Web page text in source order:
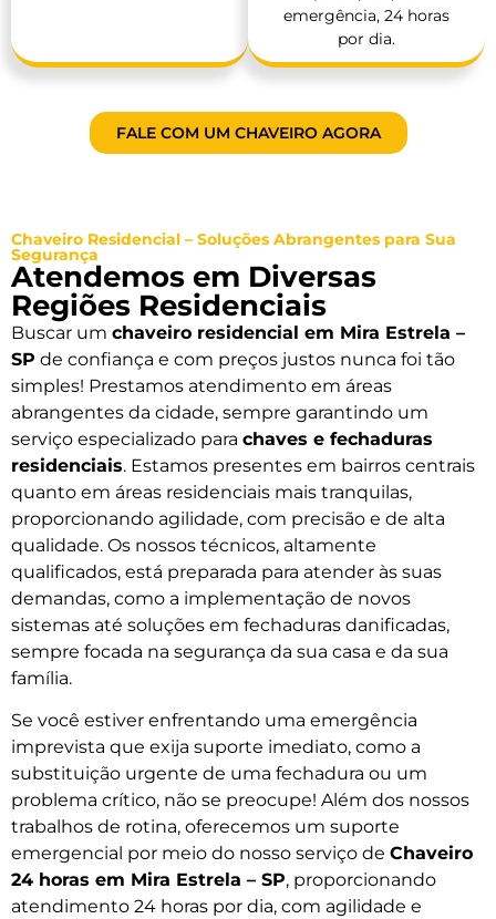
emergência, 24 horas
por dia.
FALE COM UM CHAVEIRO AGORA
Chaveiro Residencial – Soluções Abrangentes para Sua
Segurança
Atendemos em Diversas
Regiões Residenciais
Buscar um chaveiro residencial em Mira Estrela –
SP de confiança e com preços justos nunca foi tão
simples! Prestamos atendimento em áreas
abrangentes da cidade, sempre garantindo um
serviço especializado para chaves e fechaduras
residenciais. Estamos presentes em bairros centrais
quanto em áreas residenciais mais tranquilas,
proporcionando agilidade, com precisão e de alta
qualidade. Os nossos técnicos, altamente
qualificados, está preparada para atender às suas
demandas, como a implementação de novos
sistemas até soluções em fechaduras danificadas,
sempre focada na segurança da sua casa e da sua
família.
Se você estiver enfrentando uma emergência
imprevista que exija suporte imediato, como a
substituição urgente de uma fechadura ou um
problema crítico, não se preocupe! Além dos nossos
trabalhos de rotina, oferecemos um suporte
emergencial por meio do nosso serviço de Chaveiro
24 horas em Mira Estrela – SP, proporcionando
atendimento 24 horas por dia, com agilidade e